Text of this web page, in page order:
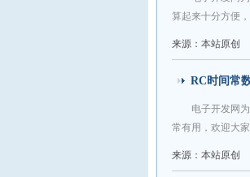
算起来十分方便，
来源：本站原创
RC时间常
电子开发网
常有用，欢迎大家
来源：本站原创